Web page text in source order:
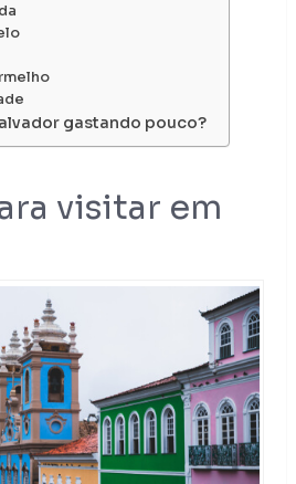
gastando pouco?
visitar em